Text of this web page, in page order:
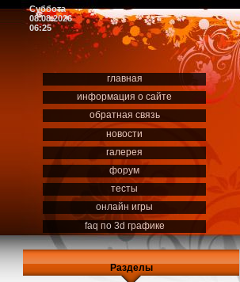
Суббота
08.08.2026
06:25
главная
информация о сайте
обратная связь
новости
галерея
форум
тесты
онлайн игры
faq по 3d графике
Разделы